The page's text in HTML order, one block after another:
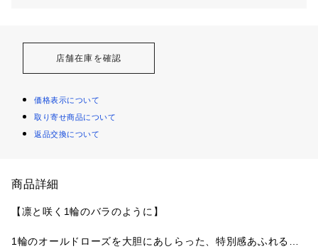
店舗在庫を確認
価格表示について
取り寄せ商品について
返品交換について
商品詳細
【凛と咲く1輪のバラのように】
1輪のオールドローズを大胆にあしらった、特別感あふれるプ